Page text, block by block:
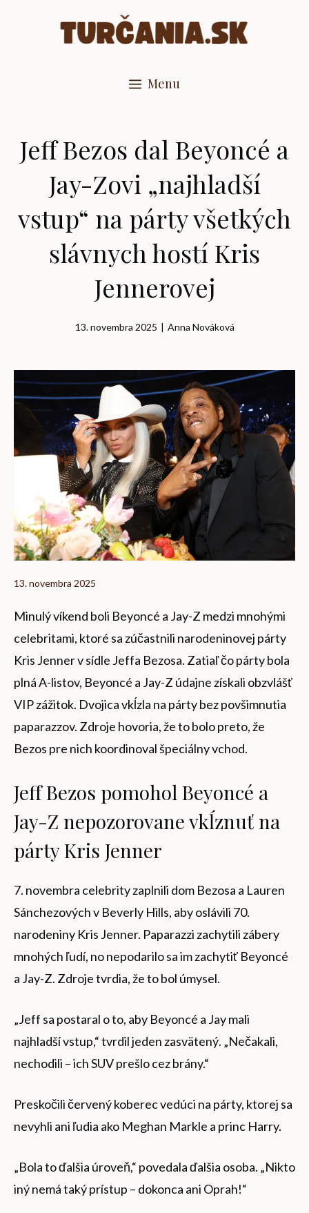
Menu
Jeff Bezos dal Beyoncé a
Jay-Zovi „najhladší
vstup“ na párty všetkých
slávnych hostí Kris
Jennerovej
13. novembra 2025 | Anna Nováková
13. novembra 2025
Minulý víkend boli Beyoncé a Jay-Z medzi mnohými
celebritami, ktoré sa zúčastnili narodeninovej párty
Kris Jenner v sídle Jeffa Bezosa. Zatiaľ čo párty bola
plná A-listov, Beyoncé a Jay-Z údajne získali obzvlášť
VIP zážitok. Dvojica vkĺzla na párty bez povšimnutia
paparazzov. Zdroje hovoria, že to bolo preto, že
Bezos pre nich koordinoval špeciálny vchod.
Jeff Bezos pomohol Beyoncé a
Jay-Z nepozorovane vkĺznuť na
párty Kris Jenner
7. novembra celebrity zaplnili dom Bezosa a Lauren
Sánchezových v Beverly Hills, aby oslávili 70.
narodeniny Kris Jenner. Paparazzi zachytili zábery
mnohých ľudí, no nepodarilo sa im zachytiť Beyoncé
a Jay-Z. Zdroje tvrdia, že to bol úmysel.
„Jeff sa postaral o to, aby Beyoncé a Jay mali
najhladší vstup,“ tvrdil jeden zasvätený. „Nečakali,
nechodili – ich SUV prešlo cez brány.“
Preskočili červený koberec vedúci na párty, ktorej sa
nevyhli ani ľudia ako Meghan Markle a princ Harry.
„Bola to ďalšia úroveň,“ povedala ďalšia osoba. „Nikto
iný nemá taký prístup – dokonca ani Oprah!“